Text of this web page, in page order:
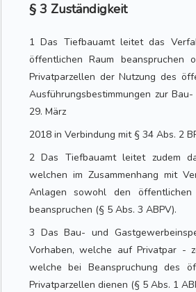
§ 3 Zuständigkeit
1 Das Tiefbauamt leitet das
öffentlichen Raum beanspruchen
Privatparzellen der Nutzung des
Ausführungsbestimmungen zur
29. März
2018 in Verbindung mit § 34 Abs. 2
2 Das Tiefbauamt leitet zudem
welchen im Zusammenhang mit
Anlagen sowohl den
beanspruchen (§ 5 Abs. 3 ABPV).
3 Das Bau- und
Vorhaben, welche auf Privatpar -
welche bei Beanspruchung des
Privatparzellen dienen (§ 5 Abs. 1